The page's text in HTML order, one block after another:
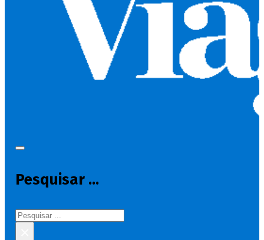
Pesquisar ...
Pesquisar